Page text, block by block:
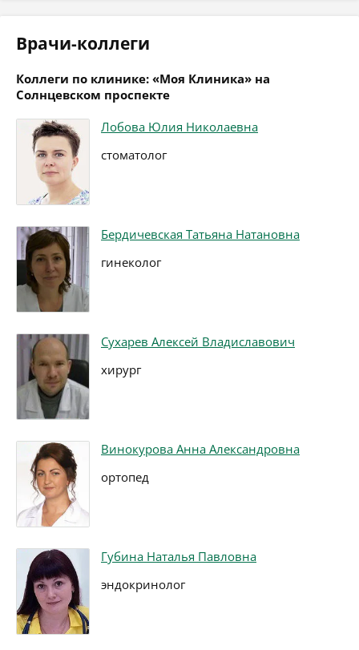
Врачи-коллеги
Коллеги по клинике: «Моя Клиника» на
Солнцевском проспекте
Лобова Юлия Николаевна
стоматолог
Бердичевская Татьяна Натановна
гинеколог
Сухарев Алексей Владиславович
хирург
Винокурова Анна Александровна
ортопед
Губина Наталья Павловна
эндокринолог